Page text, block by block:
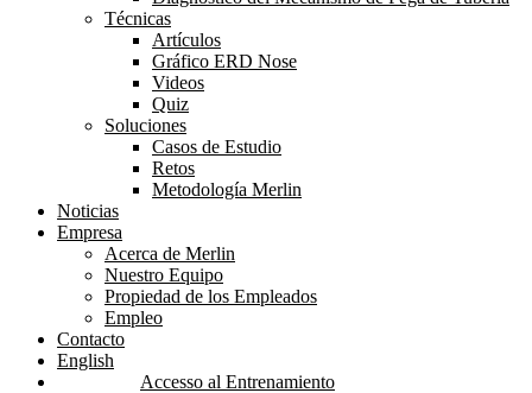
Técnicas
Artículos
Gráfico ERD Nose
Videos
Quiz
Soluciones
Casos de Estudio
Retos
Metodología Merlin
Noticias
Empresa
Acerca de Merlin
Nuestro Equipo
Propiedad de los Empleados
Empleo
Contacto
English
Accesso al Entrenamiento